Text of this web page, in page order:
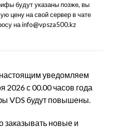
будут указаны позже, вы
цену на свой сервер в чате
на info@vpsza500.kz
уведомляем
2026 с 00.00 часов года
VDS будут повышены.
заказывать новые и